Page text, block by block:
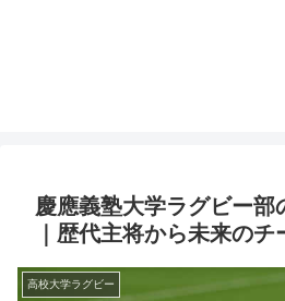
慶應義塾大学ラグビー部
｜歴代主将から未来のチ
高校大学ラグビー